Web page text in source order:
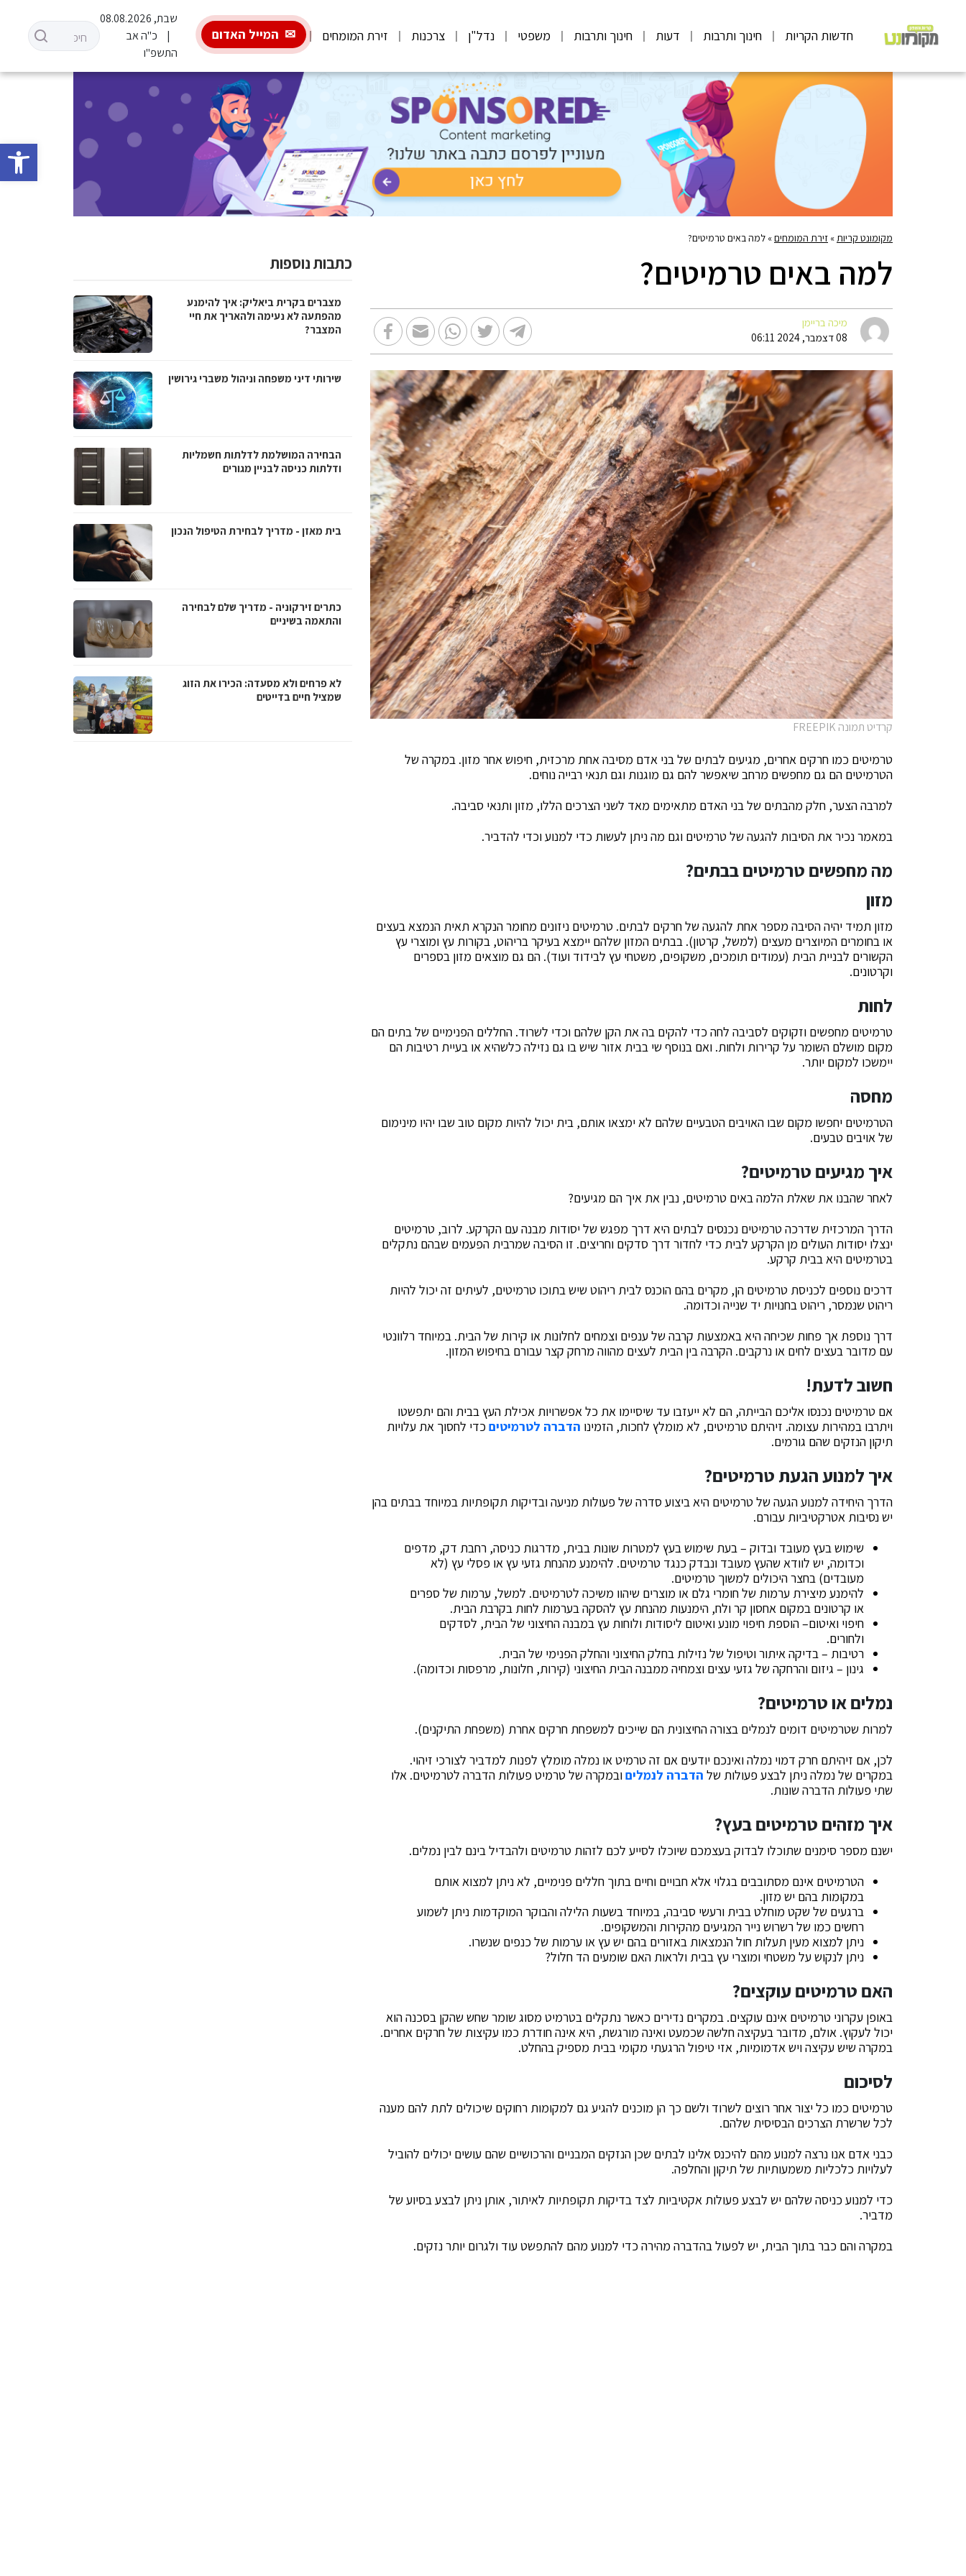
פתח
חדשות הקריות חינוך ותרבות דעות חינוך ותרבות משפטי נדל"ן צרכנות זירת המומחים המייל האדום
שבת, 08.08.2026
כ"ה אב
התשפ"ו
מקומונט קריות » זירת המומחים» למה באים טרמיטים?
למה באים טרמיטים?
מיכה בריימן
08 דצמבר, 2024 06:11
קרדיט תמונה FREEPIK
טרמיטים כמו חרקים אחרים, מגיעים לבתים של בני אדם מסיבה אחת מרכזית, חיפוש אחר מזון. במקרה של
הטרמיטים הם גם מחפשים מרחב שיאפשר להם גם מוגנות וגם תנאי רבייה נוחים.
למרבה הצער, חלק מהבתים של בני האדם מתאימים מאד לשני הצרכים הללו, מזון ותנאי סביבה.
במאמר נכיר את הסיבות להגעה של טרמיטים וגם מה ניתן לעשות כדי למנוע וכדי להדביר.
מה מחפשים טרמיטים בבתים?
מזון
מזון תמיד יהיה הסיבה מספר אחת להגעה של חרקים לבתים. טרמיטים ניזונים מחומר הנקרא תאית הנמצא בעצים
או בחומרים המיוצרים מעצים (למשל, קרטון). בבתים המזון שלהם יימצא בעיקר בריהוט, בקורות עץ ומוצרי עץ
הקשורים לבניית הבית (עמודים תומכים, משקופים, משטחי עץ לבידוד ועוד). הם גם מוצאים מזון בספרים
וקרטונים.
לחות
טרמיטים מחפשים וזקוקים לסביבה לחה כדי להקים בה את הקן שלהם וכדי לשרוד. החללים הפנימיים של בתים הם
מקום מושלם השומר על קרירות ולחות. ואם בנוסף שי בבית אזור שיש בו גם נזילה כלשהיא או בעיית רטיבות הם
יימשכו למקום יותר.
מחסה
הטרמיטים יחפשו מקום שבו האויבים הטבעיים שלהם לא ימצאו אותם, בית יכול להיות מקום טוב שבו יהיו מינימום
של אויבים טבעים.
איך מגיעים טרמיטים?
לאחר שהבנו את שאלת הלמה באים טרמיטים, נבין את איך הם מגיעים?
הדרך המרכזית שדרכה טרמיטים נכנסים לבתים היא דרך מפגש של יסודות מבנה עם הקרקע. לרוב, טרמיטים
ינצלו יסודות העולים מן הקרקע לבית כדי לחדור דרך סדקים וחריצים. זו הסיבה שמרבית הפעמים שבהם נתקלים
בטרמיטים היא בבית קרקע.
דרכים נוספים לכניסת טרמיטים הן, מקרים בהם הוכנס לבית ריהוט שיש בתוכו טרמיטים, לעיתים זה יכול להיות
ריהוט שנמסר, ריהוט בחנויות יד שנייה וכדומה.
דרך נוספת אך פחות שכיחה היא באמצעות קרבה של ענפים וצמחים לחלונות או קירות של הבית. במיוחד רלוונטי
עם מדובר בעצים לחים או נרקבים. הקרבה בין הבית לעצים מהווה מרחק קצר עבורם בחיפוש המזון.
חשוב לדעת!
אם טרמיטים נכנסו אליכם הבייתה, הם לא ייעזבו עד שיסיימו את כל אפשרויות אכילת העץ בבית והם יתפשטו
ויתרבו במהירות עצומה. זיהיתם טרמיטים, לא מומלץ לחכות, הזמינו הדברה לטרמיטים כדי לחסוך את עלויות
תיקון הנזקים שהם גורמים.
איך למנוע הגעת טרמיטים?
הדרך היחידה למנוע הגעה של טרמיטים היא ביצוע סדרה של פעולות מניעה ובדיקות תקופתיות במיוחד בבתים בהן
יש נסיבות אטרקטיביות עבורם.
שימוש בעץ מעובד ובדוק – בעת שימוש בעץ למטרות שונות בבית, מדרגות כניסה, רחבת דק, מדפים
וכדומה, יש לוודא שהעץ מעובד ונבדק כנגד טרמיטים. להימנע מהנחת גזעי עץ או פסלי עץ (לא
מעובדים) בחצר היכולים למשוך טרמיטים.
להימנע מיצירת ערמות של חומרי גלם או מוצרים שיהוו משיכה לטרמיטים. למשל, ערמות של ספרים
או קרטונים במקום אחסון קר ולח, הימנעות מהנחת עץ להסקה בערמות לחות בקרבת הבית.
חיפוי ואיטום– הוספת חיפוי מונע ואיטום ליסודות ולוחות עץ במבנה החיצוני של הבית, לסדקים
ולחורים.
רטיבות – בדיקה איתור וטיפול של נזילות בחלק החיצוני והחלק הפנימי של הבית.
גינון – גיזום והרחקה של גזעי עצים וצמחיה ממבנה הבית החיצוני (קירות, חלונות, מרפסות וכדומה).
נמלים או טרמיטים?
למרות שטרמיטים דומים לנמלים בצורה החיצונית הם שייכים למשפחת חרקים אחרת (משפחת התיקנים).
לכן, אם זיהיתם חרק דמוי נמלה ואינכם יודעים אם זה טרמיט או נמלה מומלץ לפנות למדביר לצורכי זיהוי.
במקרים של נמלה ניתן לבצע פעולות של הדברה לנמליםובמקרה של טרמיט פעולות הדברה לטרמיטים. אלו
שתי פעולות הדברה שונות.
איך מזהים טרמיטים בעץ?
ישנם מספר סימנים שתוכלו לבדוק בעצמכם שיוכלו לסייע לכם לזהות טרמיטים ולהבדיל בינם לבין נמלים.
הטרמיטים אינם מסתובבים בגלוי אלא חבויים וחיים בתוך חללים פנימיים, לא ניתן למצוא אותם
במקומות בהם יש מזון.
ברגעים של שקט מוחלט בבית ורעשי סביבה, במיוחד בשעות הלילה והבוקר המוקדמות ניתן לשמוע
רחשים כמו של רשרוש נייר המגיעים מהקירות והמשקופים.
ניתן למצוא מעין תעלות חול הנמצאות באזורים בהם יש עץ או ערמות של כנפים שנשרו.
ניתן לנקוש על משטחי ומוצרי עץ בבית ולראות האם שומעים הד חלול?
האם טרמיטים עוקצים?
באופן עקרוני טרמיטים אינם עוקצים. במקרים נדירים כאשר נתקלים בטרמיט מסוג שומר שחש שהקן בסכנה הוא
יכול לעקוץ. אולם, מדובר בעקיצה חלשה שכמעט ואינה מורגשת, היא אינה חודרת כמו עקיצות של חרקים אחרים.
במקרה שיש עקיצה ויש אדמומיות, אזי טיפול הרגעתי מקומי בבית מספיק בהחלט.
לסיכום
טרמיטים כמו כל יצור אחר רוצים לשרוד ולשם כך הן מוכנים להגיע גם למקומות רחוקים שיכולים לתת להם מענה
לכל שרשרת הצרכים הבסיסית שלהם.
כבני אדם אנו נרצה למנוע מהם להיכנס אלינו לבתים שכן הנזקים המבניים והרכושיים שהם עושים יכולים להוביל
לעלויות כלכליות משמעותיות של תיקון והחלפה.
כדי למנוע כניסה שלהם יש לבצע פעולות אקטיביות לצד בדיקות תקופתיות לאיתור, אותן ניתן לבצע בסיוע של
מדביר.
במקרה והם כבר בתוך הבית, יש לפעול בהדברה מהירה כדי למנוע מהם להתפשט עוד ולגרום יותר נזקים.
כתבות נוספות
מצברים בקרית ביאליק: איך להימנע
מהפתעה לא נעימה ולהאריך את חיי
המצבר?
שירותי דיני משפחה וניהול משברי גירושין
הבחירה המושלמת לדלתות חשמליות
ודלתות כניסה לבניין מגורים
בית מאזן - מדריך לבחירת הטיפול הנכון
כתרים זירקוניה - מדריך שלם לבחירה
והתאמה בשיניים
לא פרחים ולא מסעדה: הכירו את הזוג
שמציל חיים בדייטים